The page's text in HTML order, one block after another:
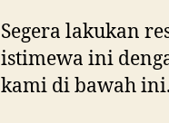
Segera lakukan
istimewa ini
kami di bawah ini.